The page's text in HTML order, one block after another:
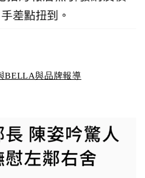
BELLA與品牌報導